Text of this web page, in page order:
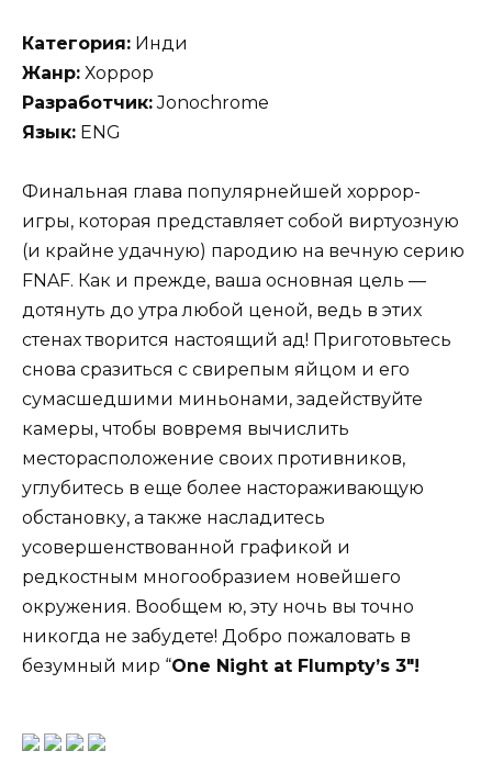
Категория: Инди
Жанр: Хоррор
Разработчик:Jonochrome
Язык: ENG
Финальная глава популярнейшей хоррор-
игры, которая пpедставляет собой виртуозную
(и крайне удачную) пародию на вечную серию
FNAF. Как и прежде, ваша основная цель —
дотянуть до утра любой ценой, ведь в этих
стенах творится настоящий ад! Приготовьтесь
снова сразиться с свирепым яйцом и его
сумасшедшими миньонами, задействуйте
камеры, чтобы вовремя вычислить
месторасположение своих противников,
углубитесь в еще более настораживающую
обстановку, а также насладитесь
усовершенствованной графикой и
редкостным многообразием новейшего
окружения. Вообщем ю, эту ночь вы точно
никогда не забудете! Добро пожаловать в
безумный мир “One Night at Flumpty’s 3″!